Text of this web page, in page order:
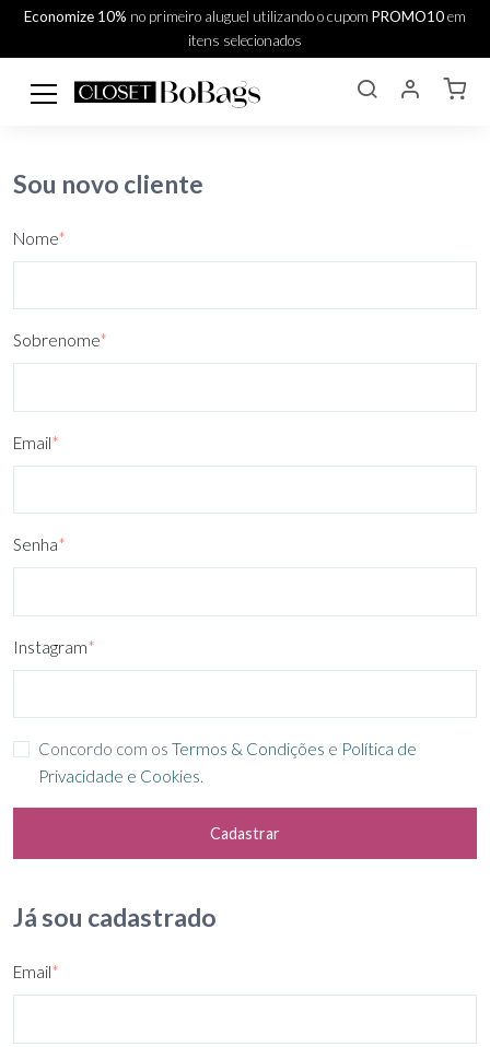
Economize 10% no primeiro aluguel utilizando o cupom PROMO10em
itens selecionados
Sou novo cliente
Nome*
Sobrenome*
Email*
Senha*
Instagram*
Concordo com os Termos & Condições e Política de
Privacidade e Cookies.
Cadastrar
Já sou cadastrado
Email*